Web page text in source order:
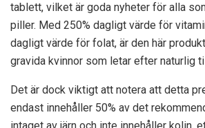
tablett, vilket är goda nyheter för alla
piller. Med 250% dagligt värde för
dagligt värde för folat, är den här
gravida kvinnor som letar efter naturlig
Det är dock viktigt att notera att detta
endast innehåller 50% av det